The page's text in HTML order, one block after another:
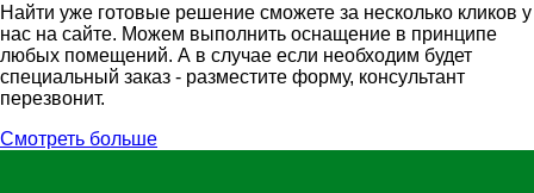
Найти уже готовые решение сможете за несколько кликов у
нас на сайте. Можем выполнить оснащение в принципе
любых помещений. А в случае если необходим будет
специальный заказ - разместите форму, консультант
перезвонит.
Смотреть больше